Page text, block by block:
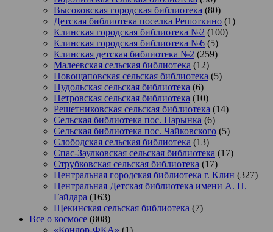
Высоковская городская библиотека (80)
Детская библиотека поселка Решоткино (1)
Клинская городская библиотека №2 (100)
Клинская городская библиотека №6 (5)
Клинская детская библиотека №2 (259)
Малеевская сельская библиотека (12)
Новощаповская сельская библиотека (5)
Нудольская сельская библиотека (6)
Петровская сельская библиотека (10)
Решетниковская сельская библиотека (14)
Сельская библиотека пос. Нарынка (6)
Сельская библиотека пос. Чайковского (5)
Слободская сельская библиотека (13)
Спас-Заулковская сельская библиотека (17)
Струбковская сельская библиотека (17)
Центральная городская библиотека г. Клин (327)
Центральная Детская библиотека имени А. П.
Гайдара (163)
Щекинская сельская библиотека (7)
Все о космосе (808)
«Кондор-ФКА» (1)